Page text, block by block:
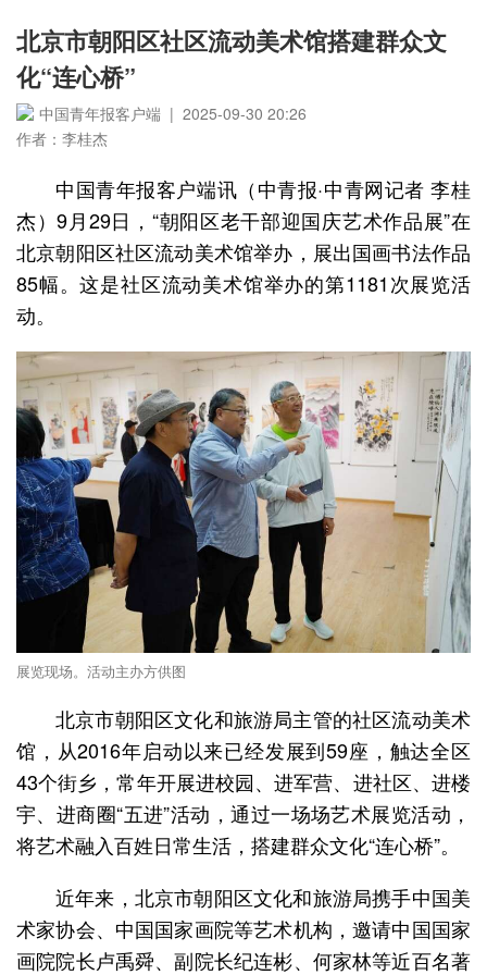
北京市朝阳区社区流动美术馆搭建群众文
化“连心桥”
中国青年报客户端 | 2025-09-30 20:26
作者：李桂杰
中国青年报客户端讯（中青报·中青网记者 李桂
杰）9月29日，“朝阳区老干部迎国庆艺术作品展”在
北京朝阳区社区流动美术馆举办，展出国画书法作品
85幅。这是社区流动美术馆举办的第1181次展览活
动。
展览现场。活动主办方供图
北京市朝阳区文化和旅游局主管的社区流动美术
馆，从2016年启动以来已经发展到59座，触达全区
43个街乡，常年开展进校园、进军营、进社区、进楼
宇、进商圈“五进”活动，通过一场场艺术展览活动，
将艺术融入百姓日常生活，搭建群众文化“连心桥”。
近年来，北京市朝阳区文化和旅游局携手中国美
术家协会、中国国家画院等艺术机构，邀请中国国家
画院院长卢禹舜、副院长纪连彬、何家林等近百名著